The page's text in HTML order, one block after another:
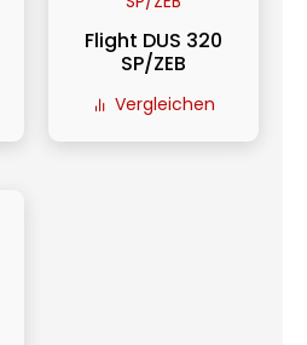
Flight DUS 320
SP/ZEB
Vergleichen